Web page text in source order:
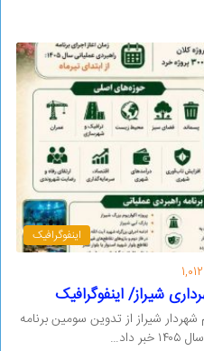
اینفوگرافیک
1,012
شیراز از تدوین سومین برنامه